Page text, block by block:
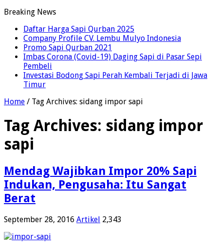
Breaking News
Daftar Harga Sapi Qurban 2025
Company Profile CV. Lembu Mulyo Indonesia
Promo Sapi Qurban 2021
Imbas Corona (Covid-19) Daging Sapi di Pasar Sepi
Pembeli
Investasi Bodong Sapi Perah Kembali Terjadi di Jawa
Timur
Home / Tag Archives: sidang impor sapi
Tag Archives: sidang impor
sapi
Mendag Wajibkan Impor 20% Sapi
Indukan, Pengusaha: Itu Sangat
Berat
September 28, 2016 Artikel 2,343